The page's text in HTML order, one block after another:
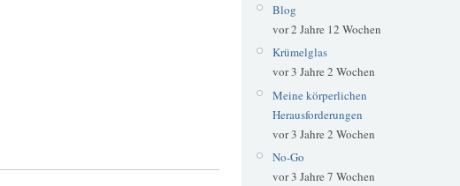
Blog
vor 2 Jahre 12 Wochen
Krümelglas
vor 3 Jahre 2 Wochen
Meine körperlichen
Herausforderungen
vor 3 Jahre 2 Wochen
No-Go
vor 3 Jahre 7 Wochen